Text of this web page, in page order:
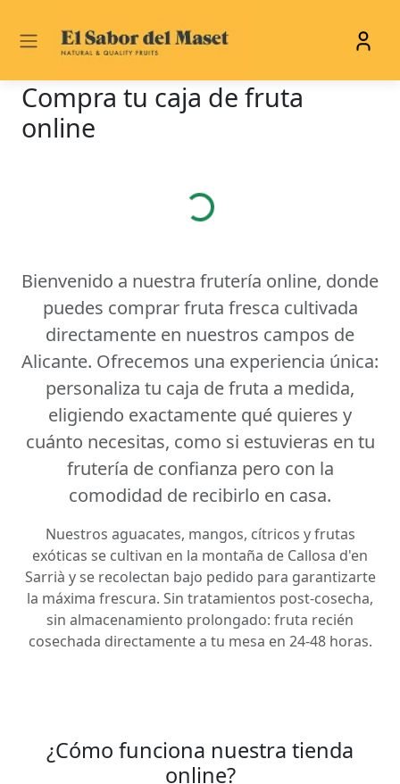
Compra tu caja de fruta
online
Cargando...
Bienvenido a nuestra frutería online, donde
puedes comprar fruta fresca cultivada
directamente en nuestros campos de
Alicante. Ofrecemos una experiencia única:
personaliza tu caja de fruta a medida,
eligiendo exactamente qué quieres y
cuánto necesitas, como si estuvieras en tu
frutería de confianza pero con la
comodidad de recibirlo en casa.
Nuestros aguacates, mangos, cítricos y frutas
exóticas se cultivan en la montaña de Callosa d'en
Sarrià y se recolectan bajo pedido para garantizarte
la máxima frescura. Sin tratamientos post-cosecha,
sin almacenamiento prolongado: fruta recién
cosechada directamente a tu mesa en 24-48 horas.
¿Cómo funciona nuestra tienda
online?